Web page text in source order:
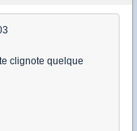
clignote quelque